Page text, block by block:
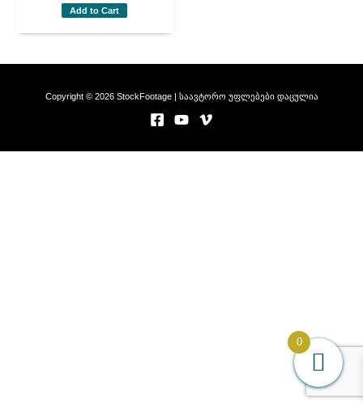
Add to Cart
Copyright © 2026 StockFootage | საავტორო უფლებები დაცულია
0